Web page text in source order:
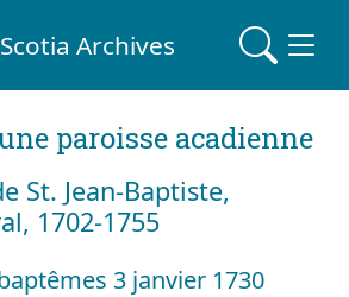
Archives
paroisse acadienne
St. Jean-Baptiste,
1702-1755
3 janvier 1730